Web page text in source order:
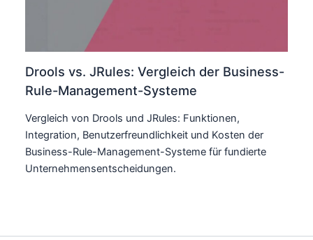
Drools vs. JRules: Vergleich der Business-
Rule-Management-Systeme
Vergleich von Drools und JRules: Funktionen,
Integration, Benutzerfreundlichkeit und Kosten der
Business-Rule-Management-Systeme für fundierte
Unternehmensentscheidungen.